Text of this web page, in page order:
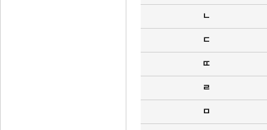
ㄴ
ㄷ
ㄸ
ㄹ
ㅁ